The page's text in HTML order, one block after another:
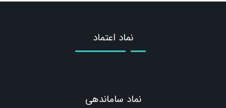
نماد اعتماد
نماد ساماندهی